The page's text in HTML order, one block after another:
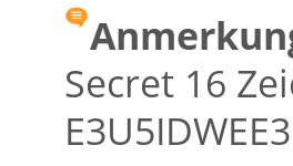
Secret 16